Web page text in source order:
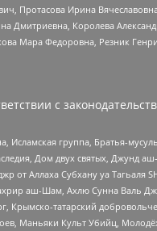
Протасова Ирина
Дмитриевна, Королева
Мара Федоровна, Резник
с
группа, Братья-
Дом двух святых, Джунд
от Аллаха Субхану уа Тагьаля
аш-Шам, Ахлю Сунна Валь
Крымско-татарский
Маньяки Культ Убийц,